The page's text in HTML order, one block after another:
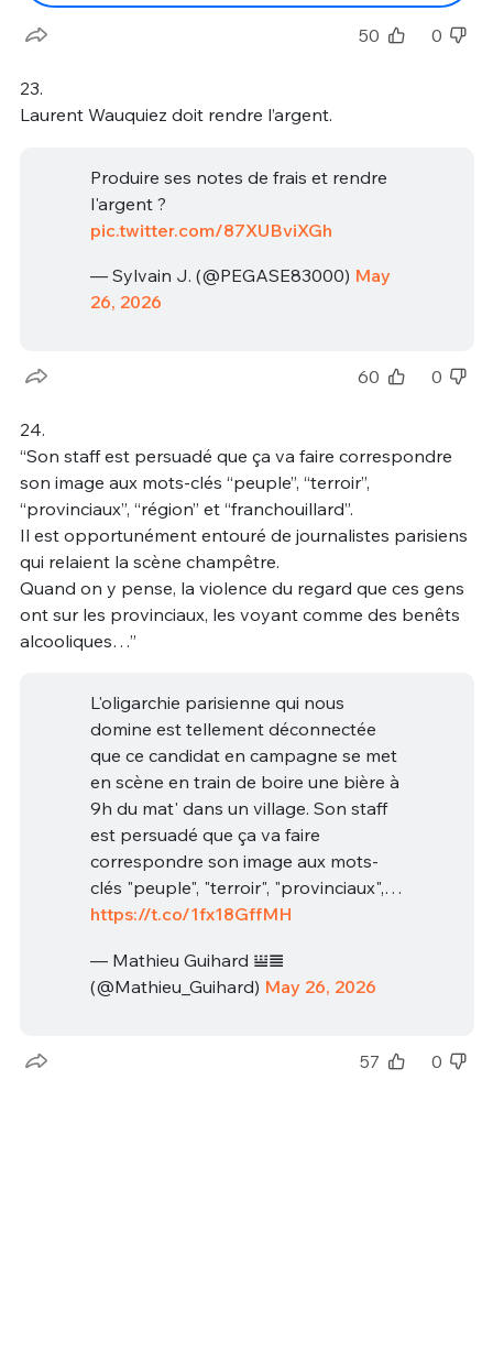
50 0
23.
Laurent Wauquiez doit rendre l’argent.
Produire ses notes de frais et rendre
l'argent ?
pic.twitter.com/87XUBviXGh
— Sylvain J. (@PEGASE83000) May
26, 2026
60 0
24.
“Son staff est persuadé que ça va faire correspondre
son image aux mots-clés “peuple”, “terroir”,
“provinciaux”, “région” et “franchouillard”.
Il est opportunément entouré de journalistes parisiens
qui relaient la scène champêtre.
Quand on y pense, la violence du regard que ces gens
ont sur les provinciaux, les voyant comme des benêts
alcooliques…”
L'oligarchie parisienne qui nous
domine est tellement déconnectée
que ce candidat en campagne se met
en scène en train de boire une bière à
9h du mat' dans un village. Son staff
est persuadé que ça va faire
correspondre son image aux mots-
clés "peuple", "terroir", "provinciaux",…
https://t.co/1fx18GffMH
— Mathieu Guihard 𝍎𝌆
(@Mathieu_Guihard) May 26, 2026
57 0